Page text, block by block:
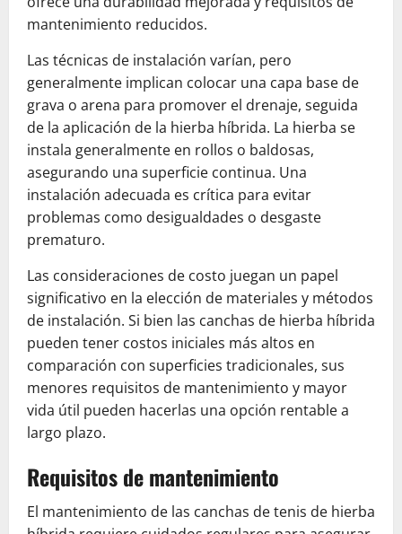
mantenimiento reducidos.
Las técnicas de instalación varían, pero
generalmente implican colocar una capa base de
grava o arena para promover el drenaje, seguida
de la aplicación de la hierba híbrida. La hierba se
instala generalmente en rollos o baldosas,
asegurando una superficie continua. Una
instalación adecuada es crítica para evitar
problemas como desigualdades o desgaste
prematuro.
Las consideraciones de costo juegan un papel
significativo en la elección de materiales y métodos
de instalación. Si bien las canchas de hierba híbrida
pueden tener costos iniciales más altos en
comparación con superficies tradicionales, sus
menores requisitos de mantenimiento y mayor
vida útil pueden hacerlas una opción rentable a
largo plazo.
Requisitos de mantenimiento
El mantenimiento de las canchas de tenis de hierba